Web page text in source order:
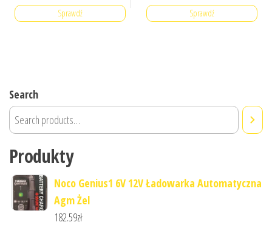
Sprawdź Sprawdź
Search
Produkty
Noco Genius1 6V 12V Ładowarka Automatyczna
Agm Żel
182.59zł